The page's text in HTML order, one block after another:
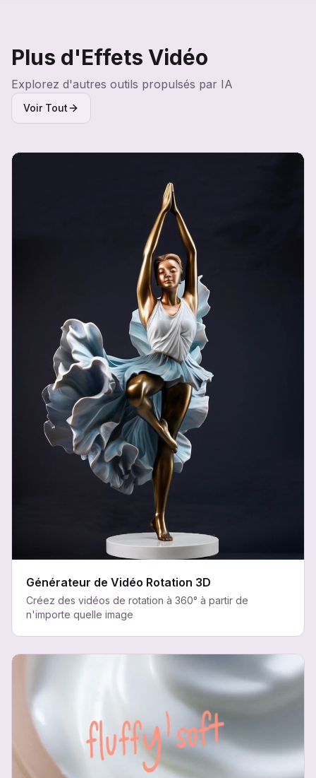
Plus d'Effets Vidéo
Explorez d'autres outils propulsés par IA
Voir Tout
Générateur de Vidéo Rotation 3D
Créez des vidéos de rotation à 360° à partir de
n'importe quelle image